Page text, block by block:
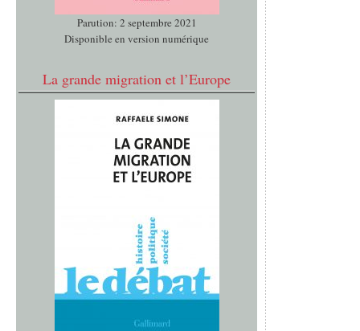
Parution: 2 septembre 2021
Disponible en version numérique
La grande migration et l’Europe